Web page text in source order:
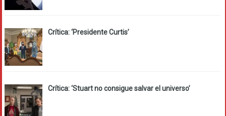
Crítica: ‘Presidente Curtis’
Crítica: ‘Stuart no consigue salvar el universo’